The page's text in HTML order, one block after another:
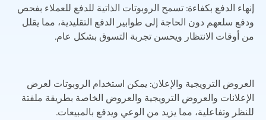
إنهاء الدفع بكفاءة: تسمح الروبوتات الذاتية للدفع للعملاء بفحص
ودفع سلعهم دون الحاجة إلى طوابير الدفع التقليدية، مما يقلل
من أوقات الانتظار ويحسن تجربة التسوق بشكل عام.
العروض الترويجية والإعلان: يمكن استخدام الروبوتات لعرض
الإعلانات والعروض الترويجية والعروض الخاصة بطريقة ملفتة
للنظر وتفاعلية، مما يزيد من الوعي ويدفع بالمبيعات.